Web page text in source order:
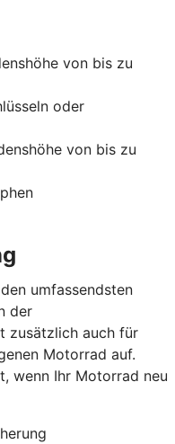
von bis zu
oder
von bis zu
umfassendsten
der
zusätzlich auch für
Motorrad auf.
wenn Ihr Motorrad neu